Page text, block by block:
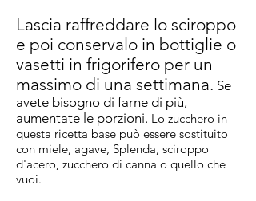
Lascia raffreddare lo sciroppo
e poi conservalo in bottiglie o
vasetti in frigorifero per un
massimo di una settimana. Se
avete bisogno di farne di più,
aumentate le porzioni. Lo zucchero in
questa ricetta base può essere sostituito
con miele, agave, Splenda, sciroppo
d'acero, zucchero di canna o quello che
vuoi.